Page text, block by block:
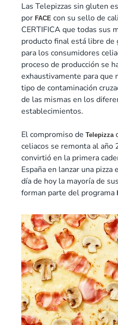
Las Telepizzas sin gluten
por FACE con su sello de
CERTIFICA que todas sus
producto final está libre
para los consumidores
proceso de producción se
exhaustivamente para que
tipo de contaminación
de las mismas en los
establecimientos.
El compromiso de Telepizza
celiacos se remonta al año
convirtió en la primera
España en lanzar una
día de hoy la mayoría de
forman parte del programa